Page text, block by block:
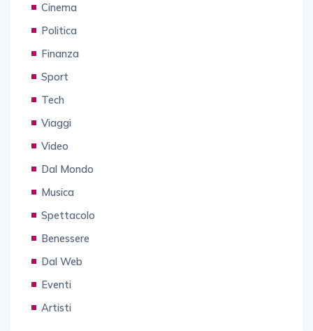
Cinema
Politica
Finanza
Sport
Tech
Viaggi
Video
Dal Mondo
Musica
Spettacolo
Benessere
Dal Web
Eventi
Artisti